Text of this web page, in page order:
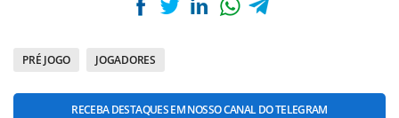
PRÉ JOGO JOGADORES
RECEBA DESTAQUES EM NOSSO CANAL DO TELEGRAM